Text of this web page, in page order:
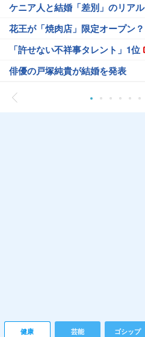
ケニア人と結婚「差別」のリアル
花王が「焼肉店」限定オープン？
「許せない不祥事タレント」1位
俳優の戸塚純貴が結婚を発表
健康 芸能 ゴシップ